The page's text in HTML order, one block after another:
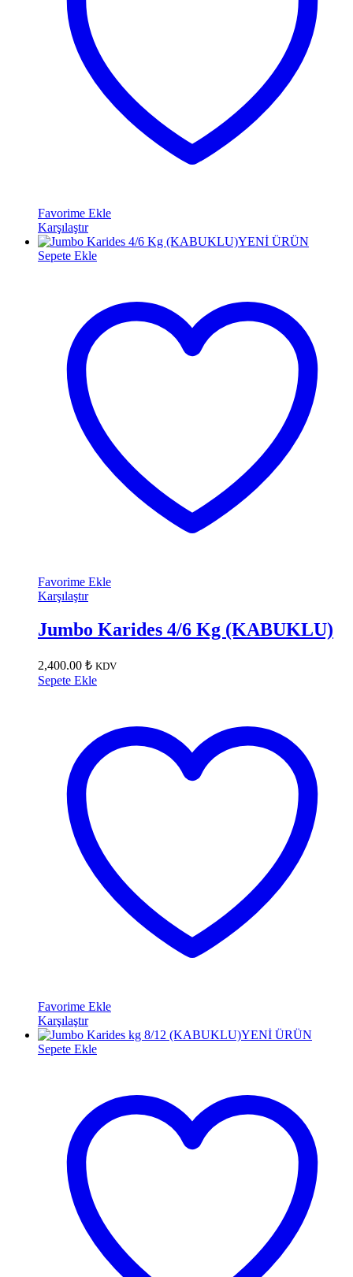
Favorime Ekle
Karşılaştır
YENİ ÜRÜN
Sepete Ekle
Favorime Ekle
Karşılaştır
Jumbo Karides 4/6 Kg (KABUKLU)
2,400.00 ₺ KDV
Sepete Ekle
Favorime Ekle
Karşılaştır
YENİ ÜRÜN
Sepete Ekle